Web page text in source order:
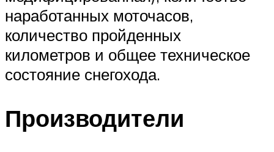
наработанных моточасов,
количество пройденных
километров и общее техническое
состояние снегохода.
Производители